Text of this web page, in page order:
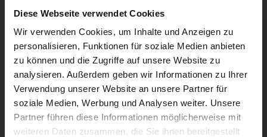
Diese Webseite verwendet Cookies
Wir verwenden Cookies, um Inhalte und Anzeigen zu
personalisieren, Funktionen für soziale Medien anbieten
zu können und die Zugriffe auf unsere Website zu
analysieren. Außerdem geben wir Informationen zu Ihrer
Verwendung unserer Website an unsere Partner für
soziale Medien, Werbung und Analysen weiter. Unsere
Partner führen diese Informationen möglicherweise mit
weiteren Daten zusammen, die Sie ihnen bereitgestellt
aktuell
Krankenhäuser
St. Josefs Hospital Dortmund-Hörde
St. Marien Hospital Lünen
Marienkrankenhaus Schwerte - Goethestraße
Marienkrankenhaus Schwerte - Schützenstraße